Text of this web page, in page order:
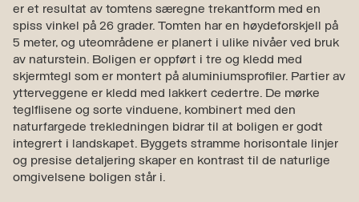
er et resultat av tomtens særegne trekantform med en
spiss vinkel på 26 grader. Tomten har en høydeforskjell på
5 meter, og uteområdene er planert i ulike nivåer ved bruk
av naturstein. Boligen er oppført i tre og kledd med
skjermtegl som er montert på aluminiumsprofiler. Partier av
ytterveggene er kledd med lakkert cedertre. De mørke
teglflisene og sorte vinduene, kombinert med den
naturfargede trekledningen bidrar til at boligen er godt
integrert i landskapet. Byggets stramme horisontale linjer
og presise detaljering skaper en kontrast til de naturlige
omgivelsene boligen står i.